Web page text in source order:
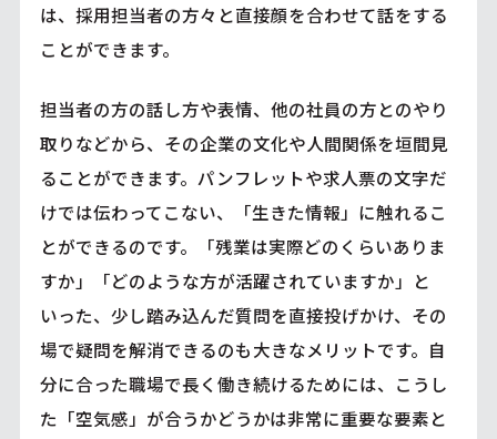
は、採用担当者の方々と直接顔を合わせて話をする
ことができます。
担当者の方の話し方や表情、他の社員の方とのやり
取りなどから、その企業の文化や人間関係を垣間見
ることができます。パンフレットや求人票の文字だ
けでは伝わってこない、「生きた情報」に触れるこ
とができるのです。「残業は実際どのくらいありま
すか」「どのような方が活躍されていますか」と
いった、少し踏み込んだ質問を直接投げかけ、その
場で疑問を解消できるのも大きなメリットです。自
分に合った職場で長く働き続けるためには、こうし
た「空気感」が合うかどうかは非常に重要な要素と